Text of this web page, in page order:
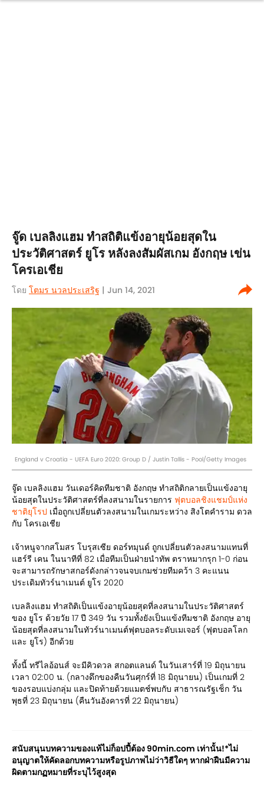
จู๊ด เบลลิงแฮม ทำสถิติแข้งอายุน้อยสุดใน
ประวัติศาสตร์ ยูโร หลังลงสัมผัสเกม อังกฤษ เข่น
โครเอเชีย
โดย โตมร นวลประเสริฐ | Jun 14, 2021
England v Croatia - UEFA Euro 2020: Group D / Justin Tallis - Pool/Getty Images
จู๊ด เบลลิงแฮม วันเดอร์คิดทีมชาติ อังกฤษ ทำสถิติกลายเป็นแข้งอายุ
น้อยสุดในประวัติศาสตร์ที่ลงสนามในรายการ ฟุตบอลชิงแชมป์แห่ง
ชาติยุโรป เมื่อถูกเปลี่ยนตัวลงสนามในเกมระหว่าง สิงโตคำราม ดวล
กับ โครเอเชีย
เจ้าหนูจากสโมสร โบรุสเซีย ดอร์ทมุนด์ ถูกเปลี่ยนตัวลงสนามแทนที่
แฮร์รี เคน ในนาทีที่ 82 เมื่อทีมเป็นฝ่ายนำทัพ ตราหมากรุก 1-0 ก่อน
จะสามารถรักษาสกอร์ดังกล่าวจนจบเกมช่วยทีมคว้า 3 คะแนน
ประเดิมทัวร์นาเมนต์ ยูโร 2020
เบลลิงแฮม ทำสถิติเป็นแข้งอายุน้อยสุดที่ลงสนามในประวัติศาสตร์
ของ ยูโร ด้วยวัย 17 ปี 349 วัน รวมทั้งยังเป็นแข้งทีมชาติ อังกฤษ อายุ
น้อยสุดที่ลงสนามในทัวร์นาเมนต์ฟุตบอลระดับเมเจอร์ (ฟุตบอลโลก
และ ยูโร) อีกด้วย
ทั้งนี้ ทรีไลอ้อนส์ จะมีคิวดวล สกอตแลนด์ ในวันเสาร์ที่ 19 มิถุนายน
เวลา 02:00 น. (กลางดึกของคืนวันศุกร์ที่ 18 มิถุนายน) เป็นเกมที่ 2
ของรอบแบ่งกลุ่ม และปิดท้ายด้วยแมตช์พบกับ สาธารณรัฐเช็ก วัน
พุธที่ 23 มิถุนายน (คืนวันอังคารที่ 22 มิถุนายน)
สนับสนุนบทความของแท้ไม่ก็อปปี้ต้อง 90min.com เท่านั้น!*ไม่
อนุญาตให้คัดลอกบทความหรือรูปภาพไม่ว่าวิธีใดๆ หากฝ่าฝืนมีความ
ผิดตามกฏหมายที่ระบุไว้สูงสุด